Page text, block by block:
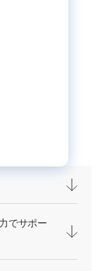
でサポー